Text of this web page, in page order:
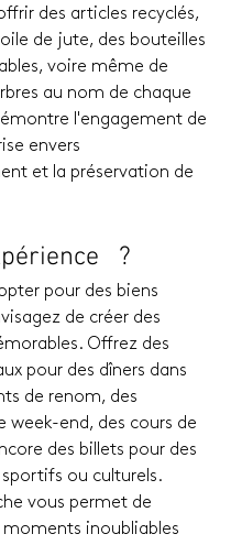
des articles recyclés,
de jute, des bouteilles
voire même de
au nom de chaque
l'engagement de
envers
et la préservation de
?
pour des biens
de créer des
Offrez des
pour des dîners dans
de renom, des
week-end, des cours de
des billets pour des
ou culturels.
vous permet de
moments inoubliables